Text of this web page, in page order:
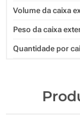
Volume da caixa
Peso da caixa
Quantidade por